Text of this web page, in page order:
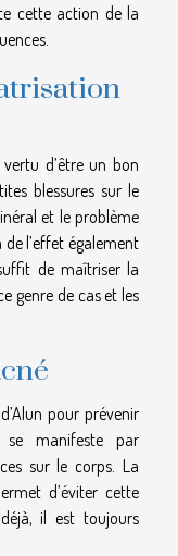
cette action de la
d’être un bon
blessures sur le
et le problème
l’effet également
de maîtriser la
genre de cas et les
pour prévenir
se manifeste par
sur le corps. La
d’éviter cette
il est toujours